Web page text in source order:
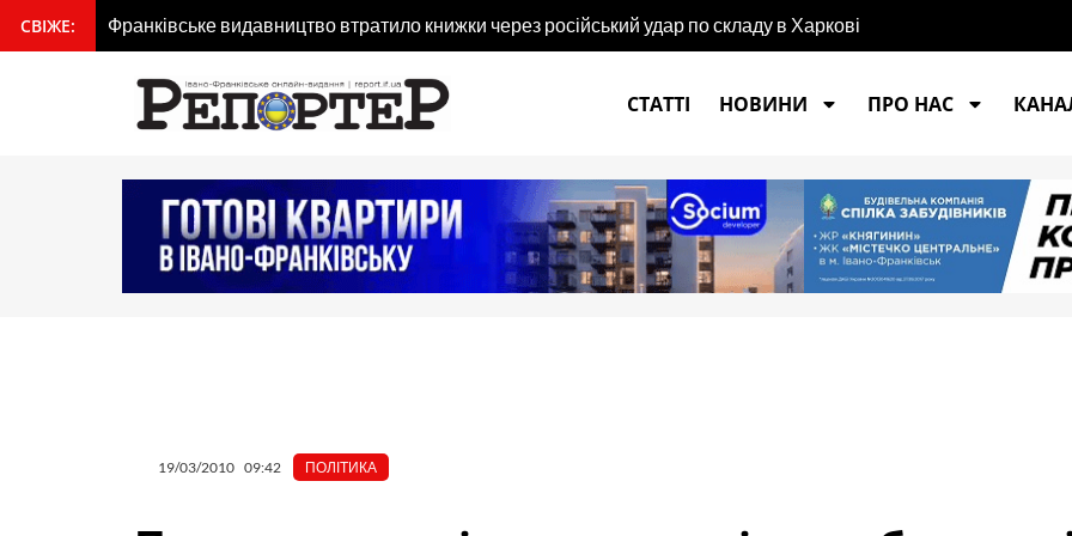
вмісту
СВІЖЕ: Франківське видавництво втратило книжки через російський удар по складу в Харкові
СТАТТІ
НОВИНИ ПРО НАС
19/03/2010 09:42 ПОЛІТИКА